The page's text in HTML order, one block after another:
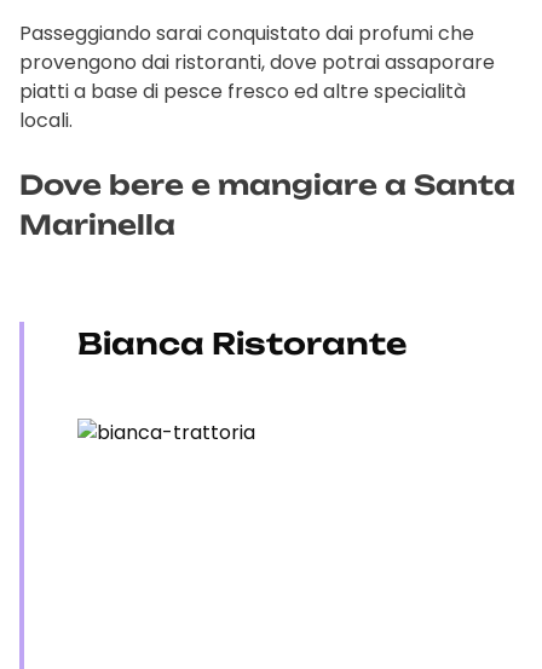
Passeggiando sarai conquistato dai profumi che
provengono dai ristoranti, dove potrai assaporare
piatti a base di pesce fresco ed altre specialità
locali.
Dove bere e mangiare a Santa
Marinella
Bianca Ristorante